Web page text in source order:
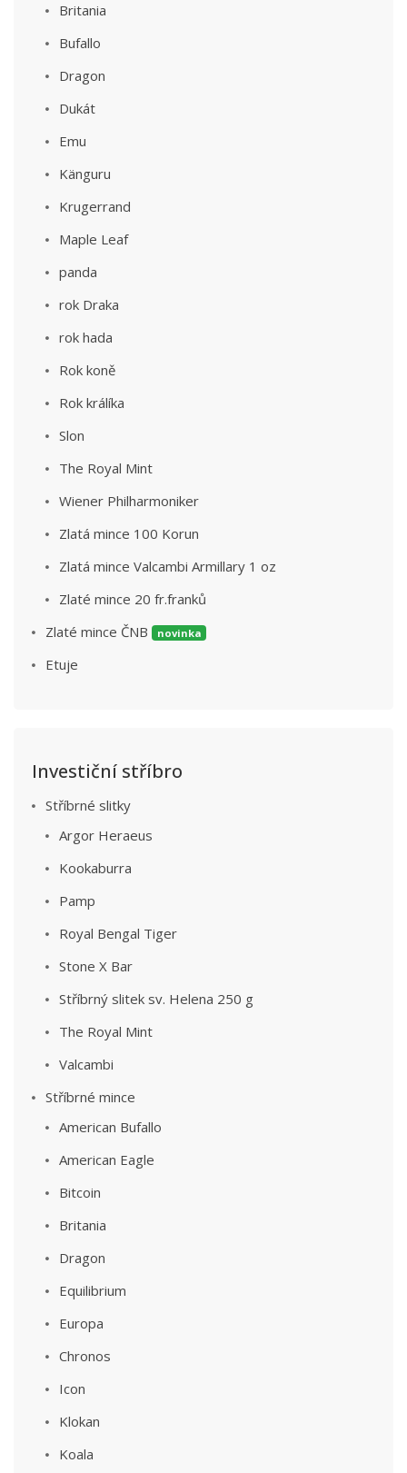
Britania
Bufallo
Dragon
Dukát
Emu
Känguru
Krugerrand
Maple Leaf
panda
rok Draka
rok hada
Rok koně
Rok králíka
Slon
The Royal Mint
Wiener Philharmoniker
Zlatá mince 100 Korun
Zlatá mince Valcambi Armillary 1 oz
Zlaté mince 20 fr.franků
Zlaté mince ČNB
novinka
Etuje
Investiční stříbro
Stříbrné slitky
Argor Heraeus
Kookaburra
Pamp
Royal Bengal Tiger
Stone X Bar
Stříbrný slitek sv. Helena 250 g
The Royal Mint
Valcambi
Stříbrné mince
American Bufallo
American Eagle
Bitcoin
Britania
Dragon
Equilibrium
Europa
Chronos
Icon
Klokan
Koala